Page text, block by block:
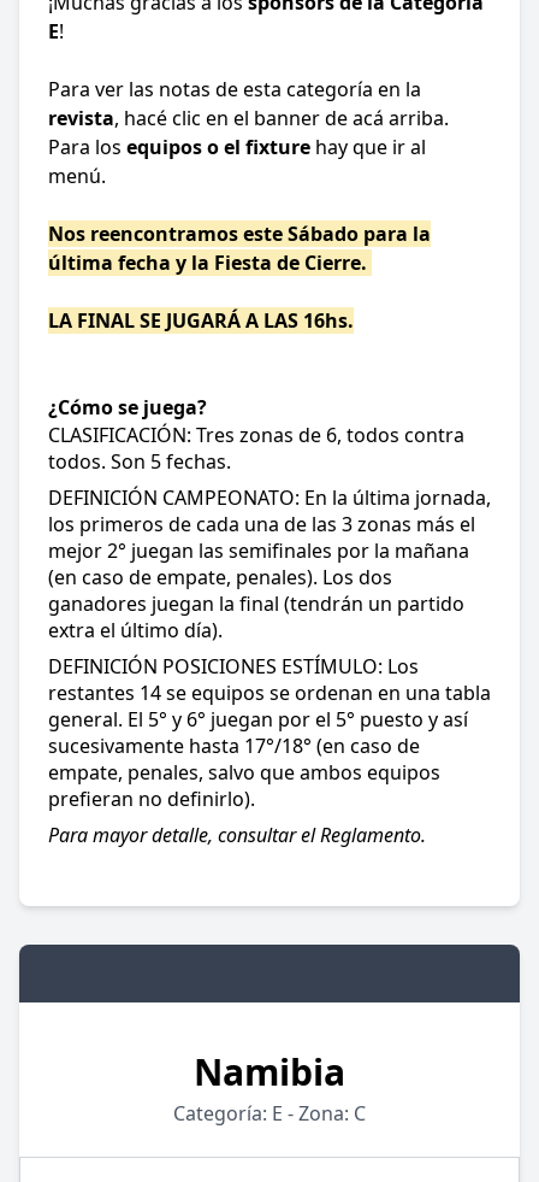
E!
Para ver las notas de esta categoría en la
revista, hacé clic en el banner de acá arriba.
Para los equipos o el fixture hay que ir al
menú.
Nos reencontramos este Sábado para la
última fecha y la Fiesta de Cierre.
LA FINAL SE JUGARÁ A LAS 16hs.
¿Cómo se juega?
CLASIFICACIÓN: Tres zonas de 6, todos contra
todos. Son 5 fechas.
DEFINICIÓN CAMPEONATO: En la última jornada,
los primeros de cada una de las 3 zonas más el
mejor 2° juegan las semifinales por la mañana
(en caso de empate, penales). Los dos
ganadores juegan la final (tendrán un partido
extra el último día).
DEFINICIÓN POSICIONES ESTÍMULO: Los
restantes 14 se equipos se ordenan en una tabla
general. El 5° y 6° juegan por el 5° puesto y así
sucesivamente hasta 17°/18° (en caso de
empate, penales, salvo que ambos equipos
prefieran no definirlo).
Para mayor detalle, consultar el Reglamento.
Namibia
Categoría: E - Zona: C